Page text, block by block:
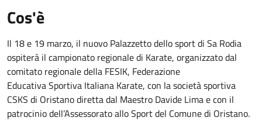
Cos'è
Il 18 e 19 marzo, il nuovo Palazzetto dello sport di Sa Rodia
ospiterà il campionato regionale di Karate, organizzato dal
comitato regionale della FESIK, Federazione
Educativa Sportiva Italiana Karate, con la società sportiva
CSKS di Oristano diretta dal Maestro Davide Lima e con il
patrocinio dell’Assessorato allo Sport del Comune di Oristano.